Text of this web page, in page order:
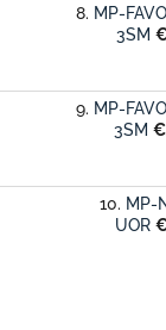
MP-
3SM
MP-
3SM
MP-
UOR